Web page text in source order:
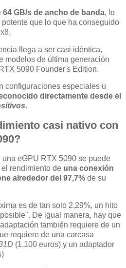
64 GB/s de ancho de banda, lo
que lo que ha conseguido
llega a ser casi idéntica,
modelos de última generación
5090 Founder's Edition.
configuraciones especiales u
directamente desde el
.
casi nativo con
eGPU RTX 5090 se puede
rendimiento de una conexión
alrededor del 97,7% de su
es de tan solo 2,29%, un hito
De igual manera, hay que
también requiere de un
requiere de una carcasa
(1.100 euros) y un adaptador